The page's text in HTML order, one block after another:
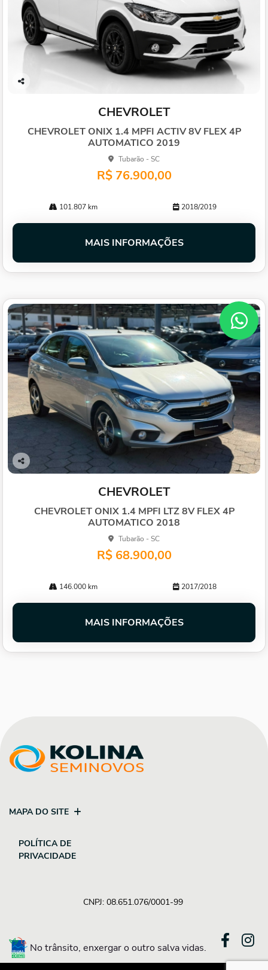
CHEVROLET
CHEVROLET ONIX 1.4 MPFI ACTIV 8V FLEX 4P
AUTOMATICO 2019
Tubarão - SC
R$ 76.900,00
101.807 km 2018/2019
MAIS INFORMAÇÕES
Co
CHEVROLET
CHEVROLET ONIX 1.4 MPFI LTZ 8V FLEX 4P
AUTOMATICO 2018
Tubarão - SC
R$ 68.900,00
146.000 km 2017/2018
MAIS INFORMAÇÕES
MAPA DO SITE
POLÍTICA DE
PRIVACIDADE
CNPJ: 08.651.076/0001-99
No trânsito, enxergar o outro salva vidas.